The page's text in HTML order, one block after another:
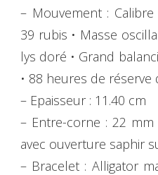
– Mouvement : Calibre
39 rubis • Masse
lys doré • Grand
• 88 heures de réserve
– Epaisseur : 11.40 cm
– Entre-corne : 22
avec ouverture saphir
– Bracelet : Alligator